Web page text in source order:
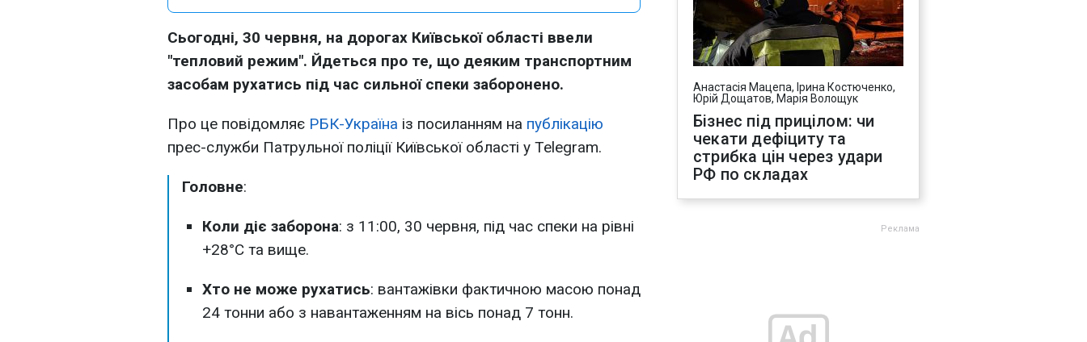
Сьогодні, 30 червня, на дорогах Київської області ввели
"тепловий режим". Йдеться про те, що деяким транспортним
засобам рухатись під час сильної спеки заборонено.
Про це повідомляє РБК-Україна із посиланням на публікацію
прес-служби Патрульної поліції Київської області у Telegram.
Головне:
Коли діє заборона: з 11:00, 30 червня, під час спеки на рівні
+28°C та вище.
Хто не може рухатись: вантажівки фактичною масою понад
24 тонни або з навантаженням на вісь понад 7 тонн.
Анастасія Мацепа, Ірина Костюченко,
Юрій Дощатов, Марія Волощук
Бізнес під прицілом: чи
чекати дефіциту та
стрибка цін через удари
РФ по складах